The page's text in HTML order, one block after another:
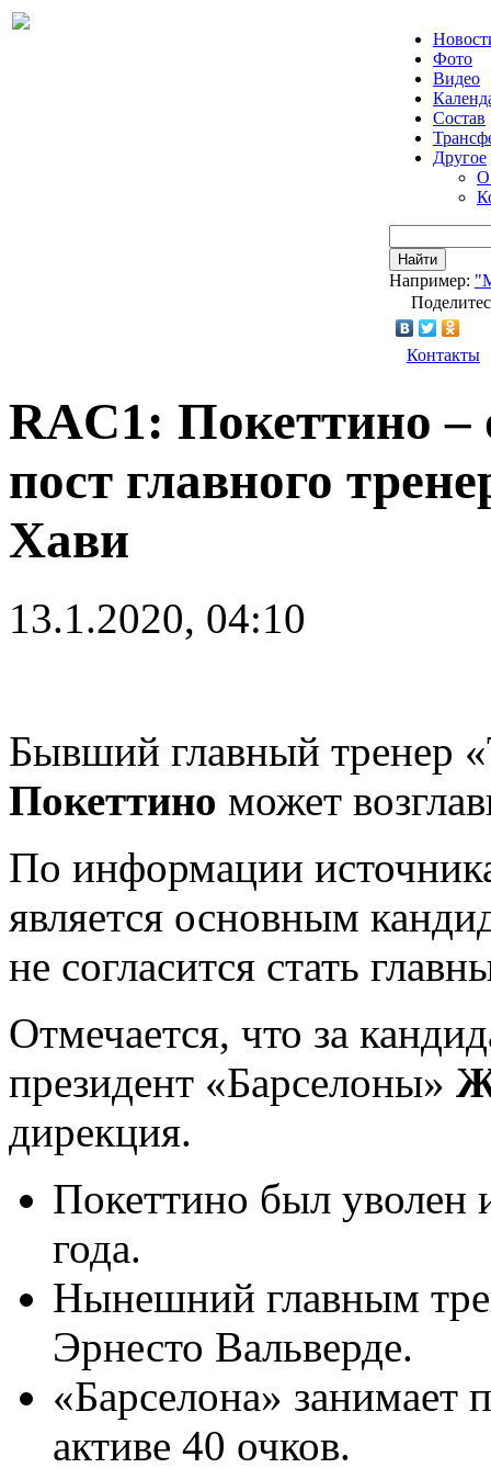
Фото
Видео
Состав
Другое
О
Найти
Например:
Контакты
RAC1: Покеттино –
пост главного
Хави
13.1.2020, 04:10
Бывший главный тренер
Покеттино может
По информации
является основным
не согласится стать
Отмечается, что за
президент «Барселоны»
дирекция.
Покеттино был уволен
года.
Нынешний главным
Эрнесто Вальверде.
«Барселона» занимает
активе 40 очков.